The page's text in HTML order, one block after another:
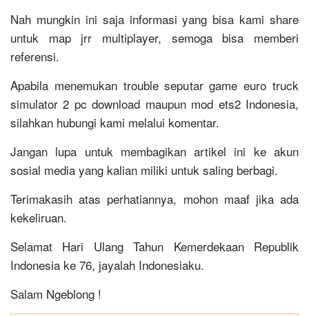
Nah mungkin ini saja informasi yang bisa kami share
untuk map jrr multiplayer, semoga bisa memberi
referensi.
Apabila menemukan trouble seputar game euro truck
simulator 2 pc download maupun mod ets2 Indonesia,
silahkan hubungi kami melalui komentar.
Jangan lupa untuk membagikan artikel ini ke akun
sosial media yang kalian miliki untuk saling berbagi.
Terimakasih atas perhatiannya, mohon maaf jika ada
kekeliruan.
Selamat Hari Ulang Tahun Kemerdekaan Republik
Indonesia ke 76, jayalah Indonesiaku.
Salam Ngeblong !